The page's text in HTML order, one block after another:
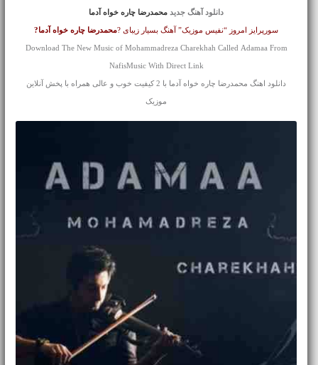
دانلود آهنگ جدید محمدرضا چاره خواه آدما
سورپرایز امروز “نفیس موزیک” آهنگ بسیار زیبای ?محمدرضا چاره خواه آدما?
Download The New Music of Mohammadreza Charekhah Called Adamaa From
NafisMusic With Direct Link
دانلود اهنگ محمدرضا چاره خواه آدما با 2 کیفیت خوب و عالی همراه با پخش آنلاین
موزیک